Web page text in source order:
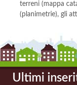
terreni (mappa
(planimetrie), gli
Ultimi